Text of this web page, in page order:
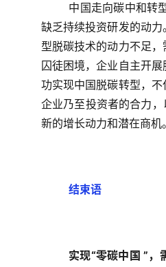
中国走向碳中和转
缺乏持续投资研发的动
型脱碳技术的动力不足
囚徒困境，企业自主开
功实现中国脱碳转型，
企业乃至投资者的合力
新的增长动力和潜在商
结束语
实现“零碳中国 ”